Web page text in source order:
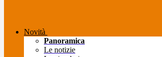
Novità
Panoramica
Le notizie